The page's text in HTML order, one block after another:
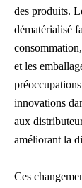
des produits.
dématérialisé
et les
innovations
aux
améliorant la
Ces